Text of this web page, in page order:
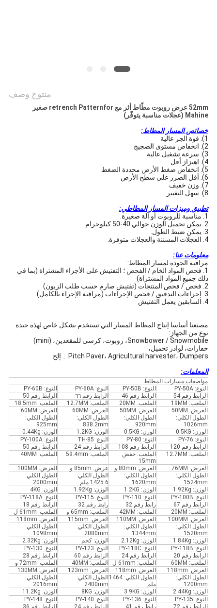
منتوج وصف
52mm عرض روبوت مطّاط أثر مع retrench Patternfor صغير
Mahine (عجلات مناسبة يتوفّر)
خصائص المسار المطاط:
1).
قوة الجر عالية
2).
انخفاض مستوى الضجيج
3).
سرعة تشغيل عالية
4).
اهتزاز أقل
5).
انخفاض ضغط الأرض محددة الضغط
6).
أقل الضرر على سطح الأرض
7).
وزن خفيف
8).
سهل التغيير
تطبيق وميزات المسار المطاطي:
1. مناسبة للروبوت أو آلة صغيرة.
2. يمكن تحميل الوزن حوالي 40-50 كيلوجرام
3. يمكن ضبط الطول.
4. العجلات المسننة والعجلات متوفرة.
معلومات عنا:
مراقبة الجودة لمسار المطاط:
1. فحص المواد الخام / الفحص ؛
التفتيش على الأجزاء المشتراة (بما في
ذلك جميع المواد المشتراة)
2. فحص / فحص المنتجات (تفتيش صارم حسب طلب الزبون)
3. إجراءات التدقيق / فحص الإجراءات (مراقبة الإجراء بالكامل)
4. السابقين يعمل التفتيش
مصنعنا أساسا إنتاج المطاط المسار التي تستخدم بشكل خاص لهذه جيدة
نوع من الجهاز:
Snowbower / Snowmobile، روبوت، كرسي للمقعدين، (mini)
حفارات، لوادر تحميل،
Pitch Paver، Agricultural harvester، Dumpers ... إلخ.
المعلمات:
مواصفات مسارات المطاط
النوع: PY-50A
النوع: PY-50B النوع: PY-60A
النوع: PY-60B
الرابط رقم 54
الرابط رقم 46 الرابط رقم ٦٦
الرابط رقم 50
الملعب: 19MM
الملعب: 20MM الملعب: 12.7MM
الملعب: 18.5mm
العرض: 50MM
العرض: 50MM العرض: 60MM
العرض: 60MM
الطول الكلي:
1026mm
الطول الكلي:
920mm
الطول الكلي:
838.2mm
الطول الكلي:
925mm
الوزن: 0.5KG
الوزن: 0.5KG الوزن: 1.2KG
الوزن: 0.44Kg
النوع: PY-76
النوع: PY-80 النوع: TH-85
النوع: PY-100A
الرابط رقم 120
الرابط رقم 108 الرابط رقم 24
الرابط رقم 50
الملعب: 12.7MM
الملعب: خفض
15mm
الملعب: 59.4mm الملعب: 40MM
العرض: 76MM العرض: 80mm و عرض: 85mm و
العرض: 100MM
الطول الكلي:
1524mm
الطول الكلي:
1620mm
الطول الكلي:
1425.6 ملم
الطول الكلي:
2000mm
الوزن: 1.92Kg
الوزن: 1.2KG الوزن: 1.92Kg
الوزن: 4KG
النوع: PY-100B
النوع: PY-110 النوع: PY-115
النوع: PY-118A
الرابط رقم 67
رابط رقم 32 رابط رقم 32
الرابط رقم 18
الملعب: 20MM
الملعب: 42MM الملعب: 65mm و
الملعب: 61mm ل
العرض: 100MM
العرض: 110MM العرض: 115mm
العرض: 118mm
الطول الكلي:
1520mm
الطول الكلي:
1344mm
الطول الكلي:
2080mm
الطول الكلي:
1098mm
الوزن: 1.84Kg
الوزن: 2.12Kg الوزن: كجم
الوزن: 2.32Kg
النوع: PY-118B
النوع: PY-118C النوع: PY-123
النوع: PY-130
الرابط رقم 20
الرابط رقم 24 الرابط رقم 60
الرابط رقم 28
الملعب: 60MM
الملعب: 61mm ل الملعب: 40MM
الملعب: 72mm و
العرض: 118mm
العرض: 118mm العرض: 123mm
العرض: 130MM
الطول الكلي:
1200mm
الطول الكلي: 1464
ملم
الطول الكلي:
2400mm
الطول الكلي:
2016mm
الوزن: 2.44Kg
الوزن: 3.9KG الوزن: 8KG
الوزن: 11.2Kg
النوع: PY-135
النوع: PY-136 النوع: PY-140
النوع: PY-148